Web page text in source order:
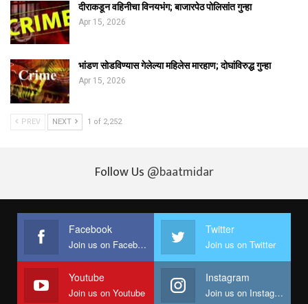
दीराकडून वहिनीचा विनयभंग; बाजारपेठ पोलिसांत गुन्हा
Apr 15, 2026
भांडण सोडविण्यास गेलेल्या महिलेस मारहाण; दोघांविरुद्ध गुन्हा
Apr 15, 2026
PREV NEXT 1 of 2,252
Follow Us @baatmidar
Facebook
Join us on Facebook
Twitter
Join us on Twitter
Youtube
Join us on Youtube
Instagram
Join us on Instagram